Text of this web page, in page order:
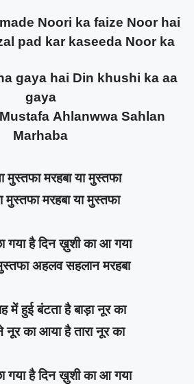
Noori ka faize Noor hai
pad kar kaseeda Noor ka
gaya hai Din khushi ka aa
gaya
Ahlanwwa Sahlan
Marhaba
मुस्तफा मरहबा या मुस्तफा
मुस्तफा मरहबा या मुस्तफा
गया है दिन ख़ुशी का आ गया
अहलव सहलान मरहबा
में हुई बंटता है बाड़ा नूर का
का आया है तारा नूर का
गया है दिन ख़ुशी का आ गया